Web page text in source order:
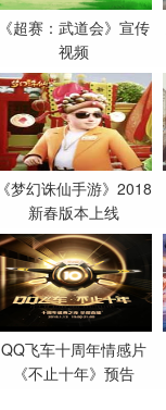
《超赛：武道会》宣传
视频
《梦幻诛仙手游》2018
新春版本上线
QQ飞车十周年情感片
《不止十年》预告